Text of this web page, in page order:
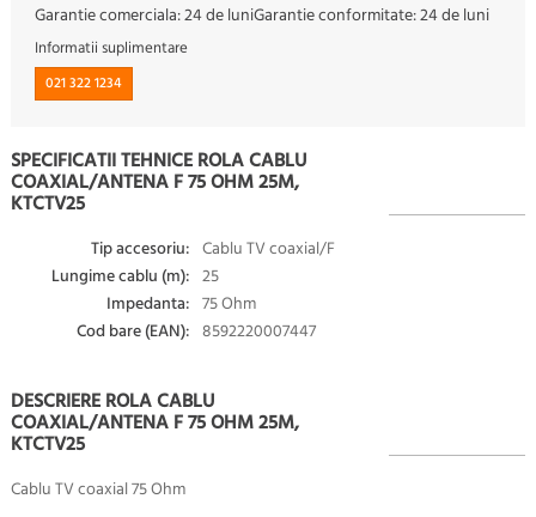
Garantie comerciala:24 de luniGarantie conformitate:24 de luni
Informatii suplimentare
021 322 1234
SPECIFICATII TEHNICE ROLA CABLU
COAXIAL/ANTENA F 75 OHM 25M,
KTCTV25
Tip accesoriu: Cablu TV coaxial/F
Lungime cablu (m): 25
Impedanta: 75 Ohm
Cod bare (EAN): 8592220007447
DESCRIERE ROLA CABLU
COAXIAL/ANTENA F 75 OHM 25M,
KTCTV25
Cablu TV coaxial 75 Ohm